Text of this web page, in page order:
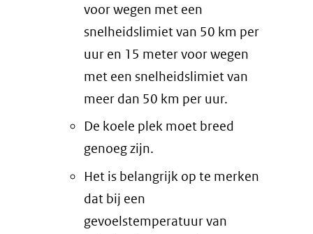
voor wegen met een
snelheidslimiet van 50 km per
uur en 15 meter voor wegen
met een snelheidslimiet van
meer dan 50 km per uur.
De koele plek moet breed
genoeg zijn.
Het is belangrijk op te merken
dat bij een
gevoelstemperatuur van